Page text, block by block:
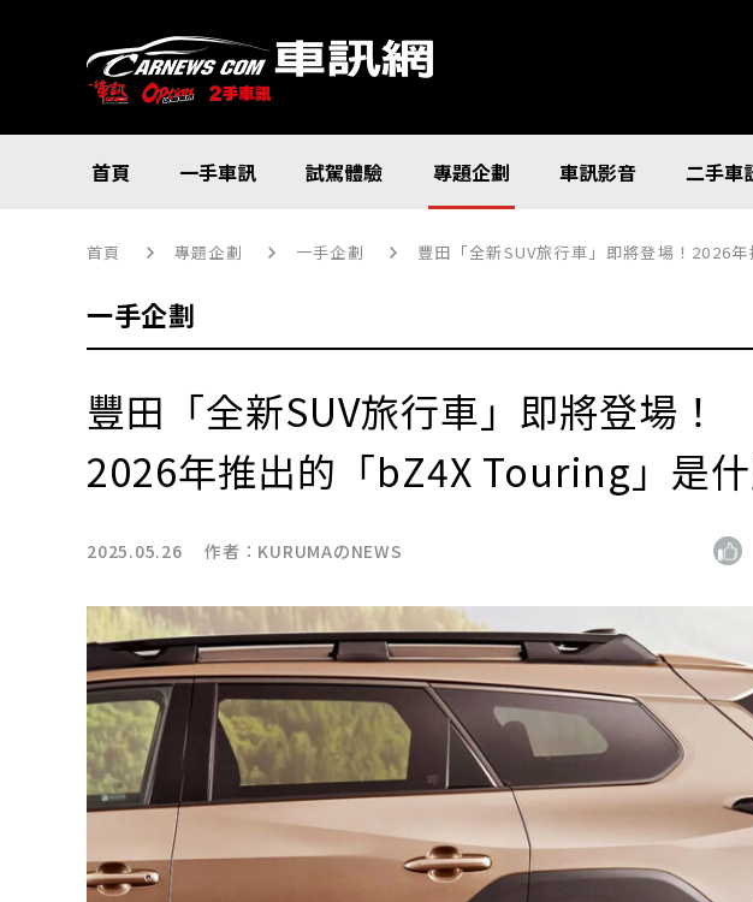
首頁 一手車訊 試駕體驗 專題企劃 車訊影音 二手車
首頁 專題企劃 一手企劃 豐田「全新SUV旅行車」即將登場！2026
一手企劃
豐田「全新SUV旅行車」即將登場！
2026年推出的「bZ4X Touring」是什
2025.05.26 作者： KURUMAのNEWS